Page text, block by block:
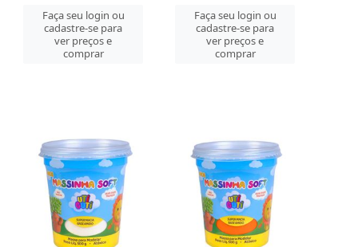
Faça seu login ou
cadastre-se para
ver preços e
comprar
Faça seu login ou
cadastre-se para
ver preços e
comprar